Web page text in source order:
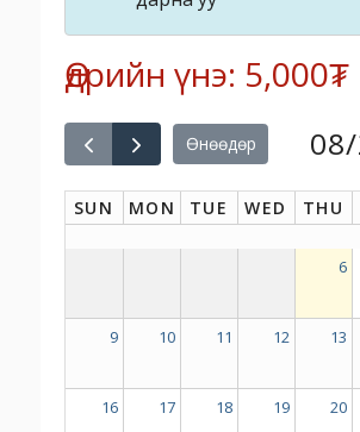
Өдрийн үнэ: 5,000₮
Өнөөдөр
SUN MON TUE WED THU
6
9 10 11 12 13
16 17 18 19 20